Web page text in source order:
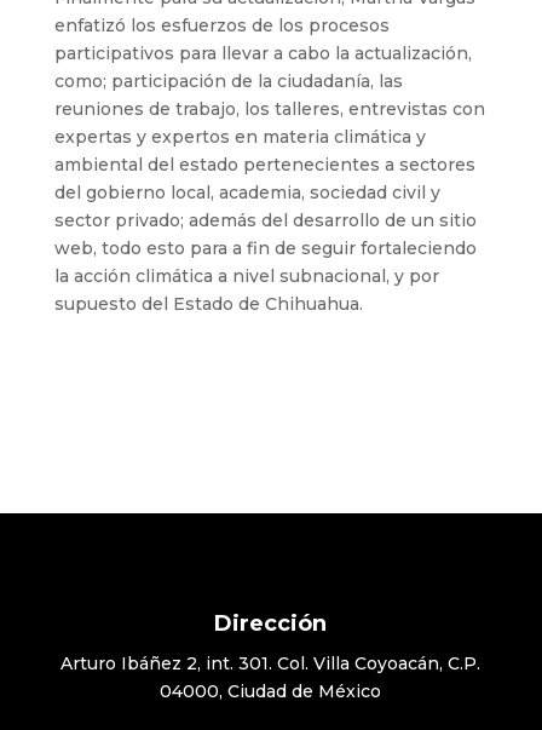
enfatizó los esfuerzos de los procesos
participativos para llevar a cabo la actualización,
como; participación de la ciudadanía, las
reuniones de trabajo, los talleres, entrevistas con
expertas y expertos en materia climática y
ambiental del estado pertenecientes a sectores
del gobierno local, academia, sociedad civil y
sector privado; además del desarrollo de un sitio
web, todo esto para a fin de seguir fortaleciendo
la acción climática a nivel subnacional, y por
supuesto del Estado de Chihuahua.
Dirección
Arturo Ibáñez 2, int. 301. Col. Villa Coyoacán, C.P.
04000, Ciudad de México